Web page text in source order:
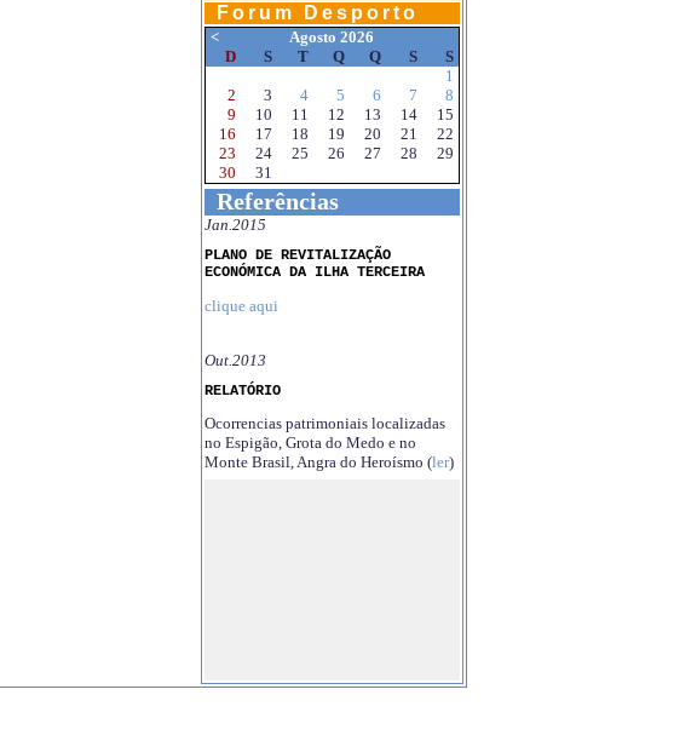
Forum Desporto
<
Agosto 2026
D
S T Q Q S
S
1
2
3 4 5 6 7
8
9
10 11 12 13 14
15
16
17 18 19 20 21
22
23
24 25 26 27 28
29
30
31
Referências
Jan.2015
PLANO DE REVITALIZAÇÃO
ECONÓMICA DA ILHA TERCEIRA
clique aqui
Out.2013
RELATÓRIO
Ocorrencias patrimoniais localizadas
no Espigão, Grota do Medo e no
Monte Brasil, Angra do Heroísmo (ler)